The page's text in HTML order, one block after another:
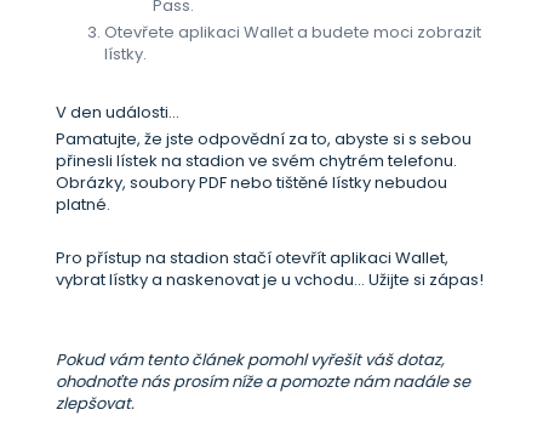
Pass.
Otevřete aplikaci Wallet a budete moci zobrazit
lístky.
V den události...
Pamatujte, že jste odpovědní za to, abyste si s sebou
přinesli lístek na stadion ve svém chytrém telefonu.
Obrázky, soubory PDF nebo tištěné lístky nebudou
platné.
Pro přístup na stadion stačí otevřít aplikaci Wallet,
vybrat lístky a naskenovat je u vchodu... Užijte si zápas!
Pokud vám tento článek pomohl vyřešit váš dotaz,
ohodnoťte nás prosím níže a pomozte nám nadále se
zlepšovat.